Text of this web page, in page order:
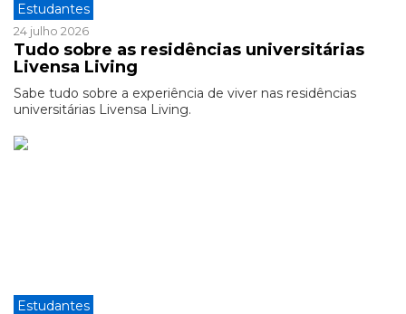
Estudantes
24 julho 2026
Tudo sobre as residências universitárias
Livensa Living
Sabe tudo sobre a experiência de viver nas residências
universitárias Livensa Living.
Estudantes